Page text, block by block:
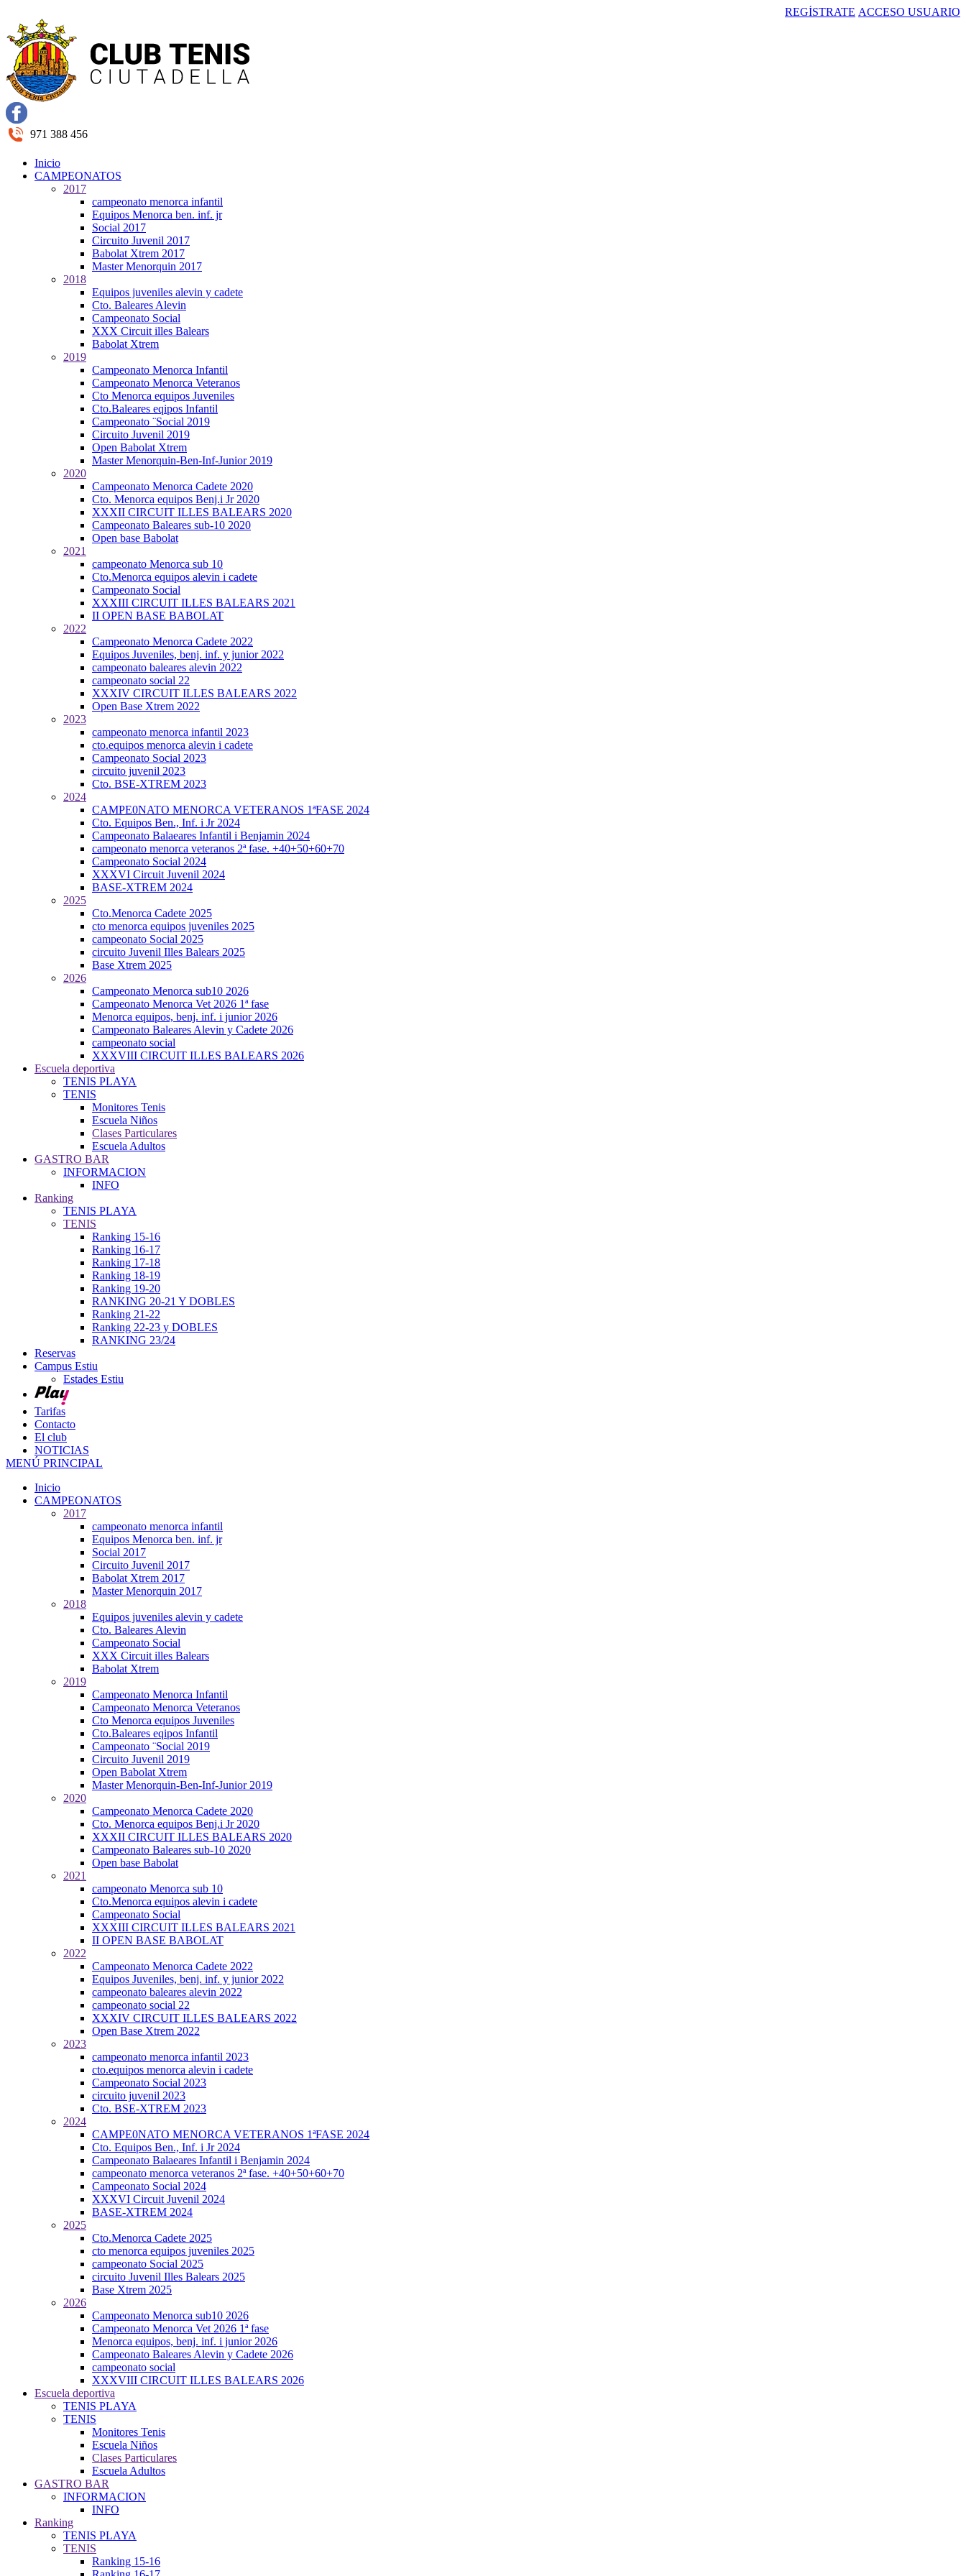
REGÍSTRATE ACCESO USUARIO
971 388 456
Inicio
CAMPEONATOS
2017
campeonato menorca infantil
Equipos Menorca ben. inf. jr
Social 2017
Circuito Juvenil 2017
Babolat Xtrem 2017
Master Menorquin 2017
2018
Equipos juveniles alevin y cadete
Cto. Baleares Alevin
Campeonato Social
XXX Circuit illes Balears
Babolat Xtrem
2019
Campeonato Menorca Infantil
Campeonato Menorca Veteranos
Cto Menorca equipos Juveniles
Cto.Baleares eqipos Infantil
Campeonato ¨Social 2019
Circuito Juvenil 2019
Open Babolat Xtrem
Master Menorquin-Ben-Inf-Junior 2019
2020
Campeonato Menorca Cadete 2020
Cto. Menorca equipos Benj.i Jr 2020
XXXII CIRCUIT ILLES BALEARS 2020
Campeonato Baleares sub-10 2020
Open base Babolat
2021
campeonato Menorca sub 10
Cto.Menorca equipos alevin i cadete
Campeonato Social
XXXIII CIRCUIT ILLES BALEARS 2021
II OPEN BASE BABOLAT
2022
Campeonato Menorca Cadete 2022
Equipos Juveniles, benj. inf. y junior 2022
campeonato baleares alevin 2022
campeonato social 22
XXXIV CIRCUIT ILLES BALEARS 2022
Open Base Xtrem 2022
2023
campeonato menorca infantil 2023
cto.equipos menorca alevin i cadete
Campeonato Social 2023
circuito juvenil 2023
Cto. BSE-XTREM 2023
2024
CAMPE0NATO MENORCA VETERANOS 1ªFASE 2024
Cto. Equipos Ben., Inf. i Jr 2024
Campeonato Balaeares Infantil i Benjamin 2024
campeonato menorca veteranos 2ª fase. +40+50+60+70
Campeonato Social 2024
XXXVI Circuit Juvenil 2024
BASE-XTREM 2024
2025
Cto.Menorca Cadete 2025
cto menorca equipos juveniles 2025
campeonato Social 2025
circuito Juvenil Illes Balears 2025
Base Xtrem 2025
2026
Campeonato Menorca sub10 2026
Campeonato Menorca Vet 2026 1ª fase
Menorca equipos, benj. inf. i junior 2026
Campeonato Baleares Alevin y Cadete 2026
campeonato social
XXXVIII CIRCUIT ILLES BALEARS 2026
Escuela deportiva
TENIS PLAYA
TENIS
Monitores Tenis
Escuela Niños
Clases Particulares
Escuela Adultos
GASTRO BAR
INFORMACION
INFO
Ranking
TENIS PLAYA
TENIS
Ranking 15-16
Ranking 16-17
Ranking 17-18
Ranking 18-19
Ranking 19-20
RANKING 20-21 Y DOBLES
Ranking 21-22
Ranking 22-23 y DOBLES
RANKING 23/24
Reservas
Campus Estiu
Estades Estiu
Tarifas
Contacto
El club
NOTICIAS
MENÚ PRINCIPAL
Inicio
CAMPEONATOS
2017
campeonato menorca infantil
Equipos Menorca ben. inf. jr
Social 2017
Circuito Juvenil 2017
Babolat Xtrem 2017
Master Menorquin 2017
2018
Equipos juveniles alevin y cadete
Cto. Baleares Alevin
Campeonato Social
XXX Circuit illes Balears
Babolat Xtrem
2019
Campeonato Menorca Infantil
Campeonato Menorca Veteranos
Cto Menorca equipos Juveniles
Cto.Baleares eqipos Infantil
Campeonato ¨Social 2019
Circuito Juvenil 2019
Open Babolat Xtrem
Master Menorquin-Ben-Inf-Junior 2019
2020
Campeonato Menorca Cadete 2020
Cto. Menorca equipos Benj.i Jr 2020
XXXII CIRCUIT ILLES BALEARS 2020
Campeonato Baleares sub-10 2020
Open base Babolat
2021
campeonato Menorca sub 10
Cto.Menorca equipos alevin i cadete
Campeonato Social
XXXIII CIRCUIT ILLES BALEARS 2021
II OPEN BASE BABOLAT
2022
Campeonato Menorca Cadete 2022
Equipos Juveniles, benj. inf. y junior 2022
campeonato baleares alevin 2022
campeonato social 22
XXXIV CIRCUIT ILLES BALEARS 2022
Open Base Xtrem 2022
2023
campeonato menorca infantil 2023
cto.equipos menorca alevin i cadete
Campeonato Social 2023
circuito juvenil 2023
Cto. BSE-XTREM 2023
2024
CAMPE0NATO MENORCA VETERANOS 1ªFASE 2024
Cto. Equipos Ben., Inf. i Jr 2024
Campeonato Balaeares Infantil i Benjamin 2024
campeonato menorca veteranos 2ª fase. +40+50+60+70
Campeonato Social 2024
XXXVI Circuit Juvenil 2024
BASE-XTREM 2024
2025
Cto.Menorca Cadete 2025
cto menorca equipos juveniles 2025
campeonato Social 2025
circuito Juvenil Illes Balears 2025
Base Xtrem 2025
2026
Campeonato Menorca sub10 2026
Campeonato Menorca Vet 2026 1ª fase
Menorca equipos, benj. inf. i junior 2026
Campeonato Baleares Alevin y Cadete 2026
campeonato social
XXXVIII CIRCUIT ILLES BALEARS 2026
Escuela deportiva
TENIS PLAYA
TENIS
Monitores Tenis
Escuela Niños
Clases Particulares
Escuela Adultos
GASTRO BAR
INFORMACION
INFO
Ranking
TENIS PLAYA
TENIS
Ranking 15-16